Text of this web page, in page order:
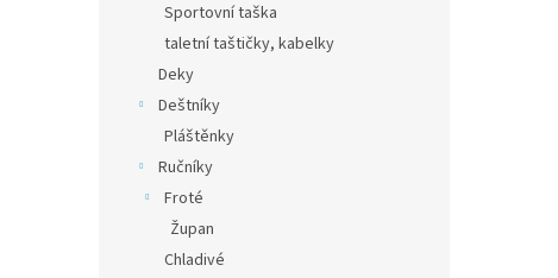
Sportovní taška
taletní taštičky, kabelky
Deky
Deštníky
Pláštěnky
Ručníky
Froté
Župan
Chladivé